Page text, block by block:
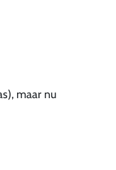
maar nu